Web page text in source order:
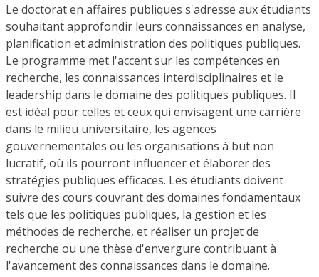
Le doctorat en affaires publiques s'adresse aux étudiants
souhaitant approfondir leurs connaissances en analyse,
planification et administration des politiques publiques.
Le programme met l'accent sur les compétences en
recherche, les connaissances interdisciplinaires et le
leadership dans le domaine des politiques publiques. Il
est idéal pour celles et ceux qui envisagent une carrière
dans le milieu universitaire, les agences
gouvernementales ou les organisations à but non
lucratif, où ils pourront influencer et élaborer des
stratégies publiques efficaces. Les étudiants doivent
suivre des cours couvrant des domaines fondamentaux
tels que les politiques publiques, la gestion et les
méthodes de recherche, et réaliser un projet de
recherche ou une thèse d'envergure contribuant à
l'avancement des connaissances dans le domaine.